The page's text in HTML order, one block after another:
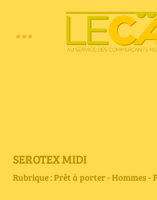
Toggle
E-book
SEROTEX MIDI
Rubrique : Prêt à porter - Hommes -